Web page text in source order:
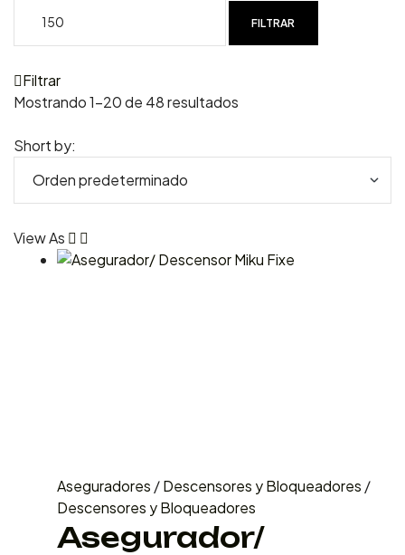
FILTRAR
Filtrar
Mostrando 1–20 de 48 resultados
Short by:
View As
Aseguradores /Descensores y Bloqueadores /
Descensores y Bloqueadores
Asegurador/